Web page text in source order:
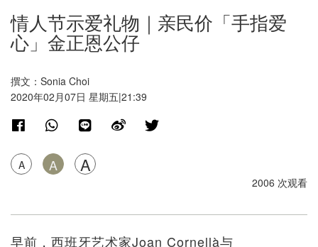
情人节示爱礼物｜亲民价「手指爱
心」金正恩公仔
撰文：Sonia Choi
2020年02月07日 星期五|21:39
A A A
2006 次观看
早前，西班牙艺术家Joan Cornellà与